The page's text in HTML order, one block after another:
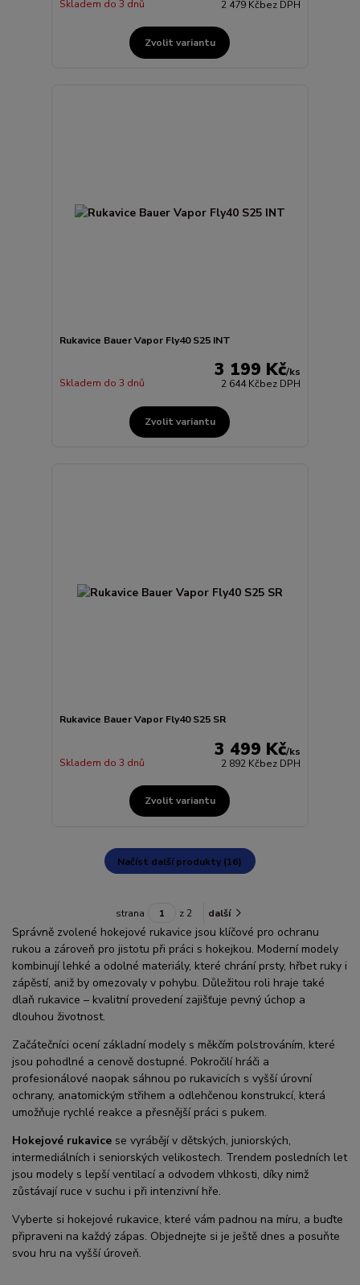
2 479 Kčbez DPH
Skladem do 3 dnů
Zvolit variantu
Rukavice Bauer Vapor Fly40 S25 INT
3 199 Kč/ks
2 644 Kčbez DPH
Skladem do 3 dnů
Zvolit variantu
Rukavice Bauer Vapor Fly40 S25 SR
3 499 Kč/ks
2 892 Kčbez DPH
Skladem do 3 dnů
Zvolit variantu
Načíst další produkty (16)
strana z 2 další
Správně zvolené hokejové rukavice jsou klíčové pro ochranu
rukou a zároveň pro jistotu při práci s hokejkou. Moderní modely
kombinují lehké a odolné materiály, které chrání prsty, hřbet ruky i
zápěstí, aniž by omezovaly v pohybu. Důležitou roli hraje také
dlaň rukavice – kvalitní provedení zajišťuje pevný úchop a
dlouhou životnost.
Začátečníci ocení základní modely s měkčím polstrováním, které
jsou pohodlné a cenově dostupné. Pokročilí hráči a
profesionálové naopak sáhnou po rukavicích s vyšší úrovní
ochrany, anatomickým střihem a odlehčenou konstrukcí, která
umožňuje rychlé reakce a přesnější práci s pukem.
Hokejové rukavice se vyrábějí v dětských, juniorských,
intermediálních i seniorských velikostech. Trendem posledních let
jsou modely s lepší ventilací a odvodem vlhkosti, díky nimž
zůstávají ruce v suchu i při intenzivní hře.
Vyberte si hokejové rukavice, které vám padnou na míru, a buďte
připraveni na každý zápas. Objednejte si je ještě dnes a posuňte
svou hru na vyšší úroveň.